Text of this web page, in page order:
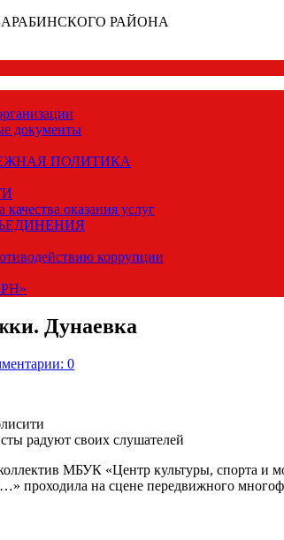
РАЙОНА
документы
ПОЛИТИКА
оказания услуг
коррупции
Дунаевка
0
радуют своих слушателей
МБУК «Центр культуры, спорта и
проходила на сцене передвижного